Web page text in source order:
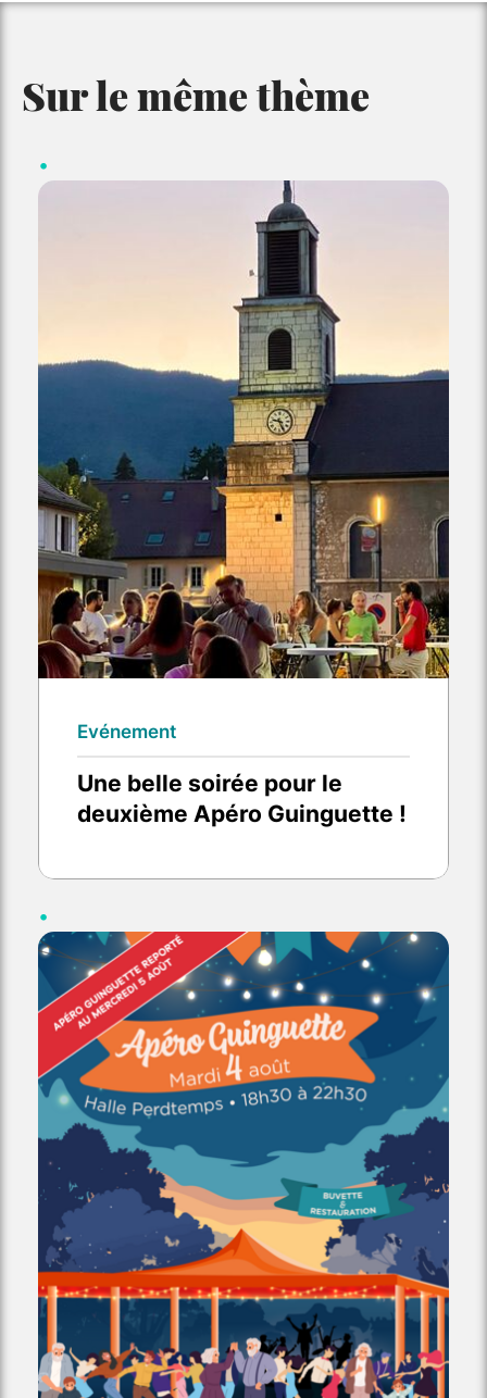
Sur le même thème
Evénement
Une belle soirée pour le
deuxième Apéro Guinguette !